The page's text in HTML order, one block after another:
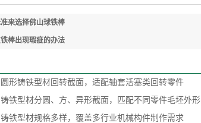
来选择佛山球铁棒
棒出现瑕疵的办法
形铸铁型材回转截面，适配轴套活塞类回转零件
铁型材分圆、方、异形截面，匹配不同零件毛坯外形
铁型材规格多样，覆盖多行业机械构件制作需求